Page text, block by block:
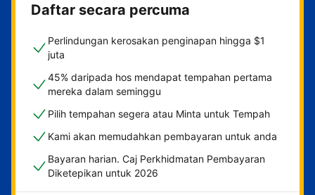
Daftar secara percuma
Perlindungan kerosakan penginapan hingga $1
juta
45% daripada hos mendapat tempahan pertama
mereka dalam seminggu
Pilih tempahan segera atau Minta untuk Tempah
Kami akan memudahkan pembayaran untuk anda
Bayaran harian. Caj Perkhidmatan Pembayaran
Diketepikan untuk 2026